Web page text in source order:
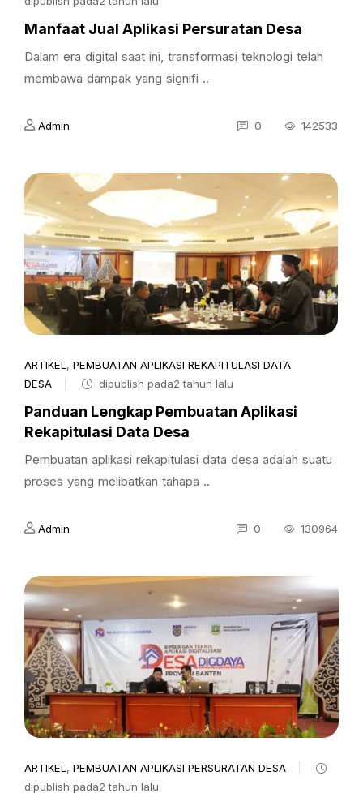
Manfaat Jual Aplikasi Persuratan Desa
Dalam era digital saat ini, transformasi teknologi telah
membawa dampak yang signifi ..
Admin 0 142533
ARTIKEL , PEMBUATAN APLIKASI REKAPITULASI DATA
DESA
dipublish pada2 tahun lalu
Panduan Lengkap Pembuatan Aplikasi
Rekapitulasi Data Desa
Pembuatan aplikasi rekapitulasi data desa adalah suatu
proses yang melibatkan tahapa ..
Admin 0 130964
ARTIKEL , PEMBUATAN APLIKASI PERSURATAN DESA
dipublish pada2 tahun lalu